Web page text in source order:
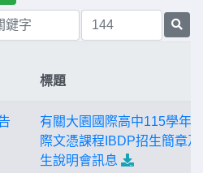
標題
有關大園國際高中115學年
際文憑課程IBDP招生簡章及
生說明會訊息